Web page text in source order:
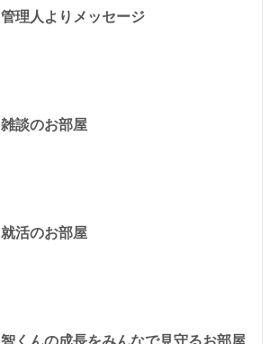
管理人よりメッセージ
雑談のお部屋
就活のお部屋
智くんの成長をみんなで見守るお部屋